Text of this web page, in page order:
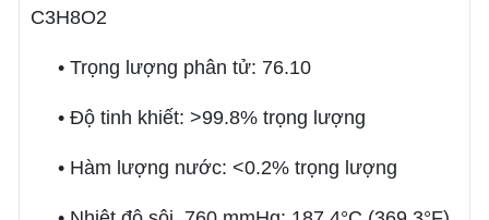
C3H8O2
• Trọng lượng phân tử: 76.10
• Độ tinh khiết: >99.8% trọng lượng
• Hàm lượng nước: <0.2% trọng lượng